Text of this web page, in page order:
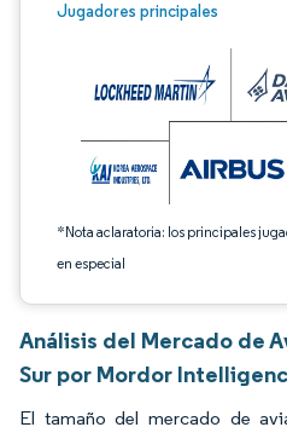
Jugadores principales
*Nota aclaratoria: los principales
en especial
Imagen © Mordor Intelligence. El uso
Análisis del Mercado de
Sur por Mordor
El tamaño del mercado de